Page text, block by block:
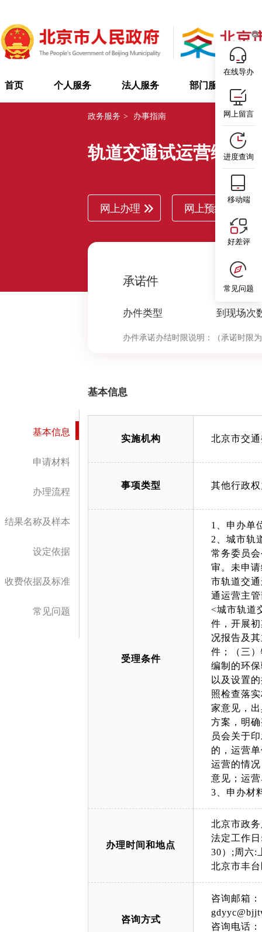
首页 个人服务 法人服务 部门服务
政务服务 > 办事指南
轨道交通试运营综合
网上办理 网上预约
承诺件
办件类型
0
到现场次
办件承诺办结时限说明： （承诺时限
基本信息
申请材料
办理流程
结果名称及样本
设定依据
收费依据及标准
常见问题
基本信息
实施机构 北京市交
事项类型 其他行政
受理条件
1、申办单
2、城市轨
常务委员
审。未申
市轨道交
通运营主
<城市轨道
件，开展
况报告及
件；（三
编制的环
以及设置
照检查落
家意见，
方案，明
员会关于
的，运营
运营的情
意见；运
3、申办材
办理时间和地点
北京市政
法定工作
30）;周六:
北京市丰
咨询方式
咨询邮箱：
咨询电话：
在线导办
网上留言
进度查询
移动端
好差评
常见问题